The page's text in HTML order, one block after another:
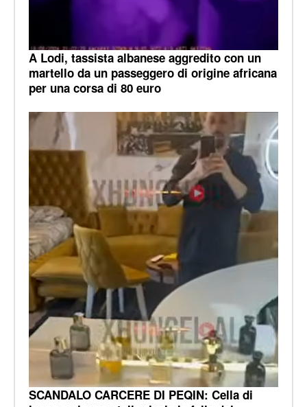
A Lodi, tassista albanese aggredito con un
martello da un passeggero di origine africana
per una corsa di 80 euro
SCANDALO CARCERE DI PEQIN: Cella di